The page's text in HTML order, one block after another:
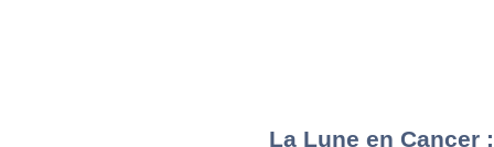
La Lune en Cancer